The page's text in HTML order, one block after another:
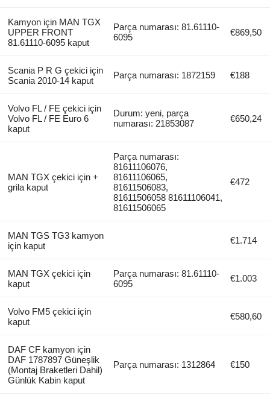
Kamyon için MAN TGX
UPPER FRONT
81.61110-6095 kaput
Parça numarası: 81.61110-
6095
€869,50
Scania P R G çekici için
Scania 2010-14 kaput
Parça numarası: 1872159 €188
Volvo FL / FE çekici için
Volvo FL / FE Euro 6
kaput
Durum: yeni, parça
numarası: 21853087
€650,24
MAN TGX çekici için +
grila kaput
Parça numarası:
81611106076,
81611106065,
81611506083,
81611506058 81611106041,
81611506065
€472
MAN TGS TG3 kamyon
için kaput
€1.714
MAN TGX çekici için
kaput
Parça numarası: 81.61110-
6095
€1.003
Volvo FM5 çekici için
kaput
€580,60
DAF CF kamyon için
DAF 1787897 Güneşlik
(Montaj Braketleri Dahil)
Günlük Kabin kaput
Parça numarası: 1312864 €150